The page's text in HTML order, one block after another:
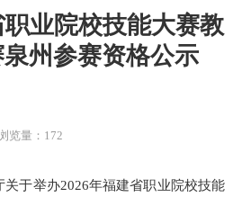
业院校技能大赛教
州参赛资格公示
览量： 172
于举办2026年福建省职业院校技能